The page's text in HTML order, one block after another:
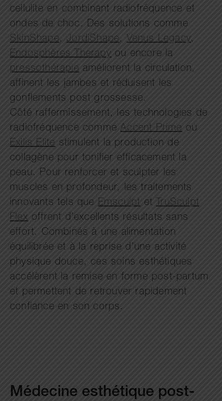
cellulite en combinant radiofréquence et
ondes de choc. Des solutions comme
SkinShape,JordiShape,Venus Legacy,
Endosphères Therapyou encore la
pressothérapieaméliorent la circulation,
affinent les jambes et réduisent les
gonflements post grossesse.
Côté raffermissement, les technologies de
radiofréquence commeAccent Primeou
Exilis Elitestimulent la production de
collagène pour tonifier efficacement la
peau. Pour renforcer et sculpter les
muscles en profondeur, les traitements
innovants tels que EmsculptetTruSculpt
Flexoffrent d’excellents résultats sans
effort. Combinés à une alimentation
équilibrée et à la reprise d’une activité
physique douce, ces soins esthétiques
accélèrent la remise en forme post-partum
et permettent de retrouver rapidement
confiance en son corps.
Médecine esthétique post-